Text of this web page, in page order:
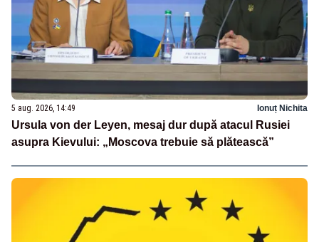
5 aug. 2026, 14:49 Ionuț Nichita
Ursula von der Leyen, mesaj dur după atacul Rusiei
asupra Kievului: „Moscova trebuie să plătească”